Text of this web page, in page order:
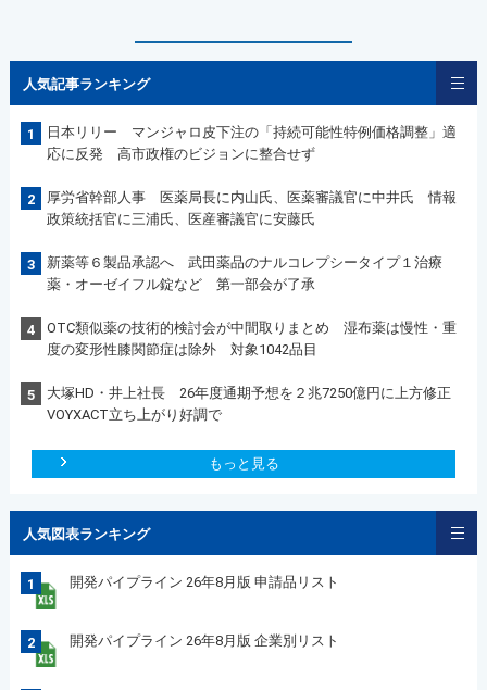
人気記事ランキング
1
日本リリー マンジャロ皮下注の「持続可能性特例価格調整」適
応に反発 高市政権のビジョンに整合せず
2
厚労省幹部人事 医薬局長に内山氏、医薬審議官に中井氏 情報
政策統括官に三浦氏、医産審議官に安藤氏
3
新薬等６製品承認へ 武田薬品のナルコレプシータイプ１治療
薬・オーゼイフル錠など 第一部会が了承
4
OTC類似薬の技術的検討会が中間取りまとめ 湿布薬は慢性・重
度の変形性膝関節症は除外 対象1042品目
5
大塚HD・井上社長 26年度通期予想を２兆7250億円に上方修正
VOYXACT立ち上がり好調で
もっと見る
人気図表ランキング
1 開発パイプライン 26年8月版 申請品リスト
2 開発パイプライン 26年8月版 企業別リスト